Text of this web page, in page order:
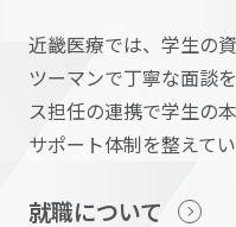
近畿医療では、学生の
ツーマンで丁寧な面談
ス担任の連携で学生の
サポート体制を整えてい
就職について